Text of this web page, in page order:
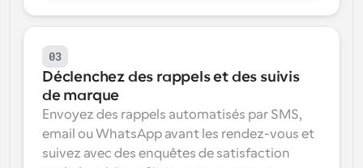
03
Déclenchez des rappels et des suivis
de marque
Envoyez des rappels automatisés par SMS,
email ou WhatsApp avant les rendez-vous et
suivez avec des enquêtes de satisfaction